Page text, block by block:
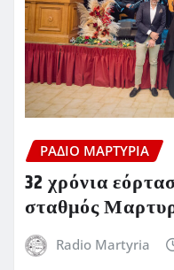
ΡΆΔΙΟ ΜΑΡΤΥΡΊΑ
32 χρόνια
σταθμός
Radio Martyria